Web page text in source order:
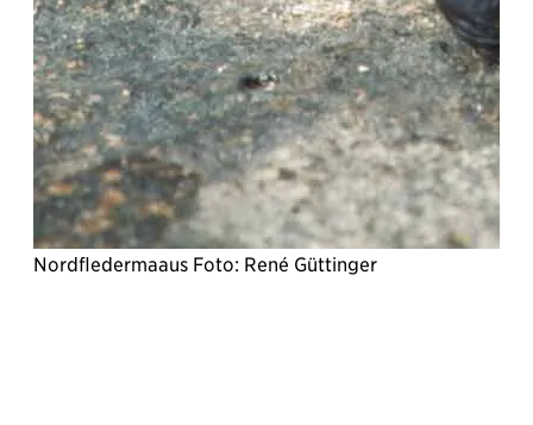
Nordfledermaaus Foto: René Güttinger